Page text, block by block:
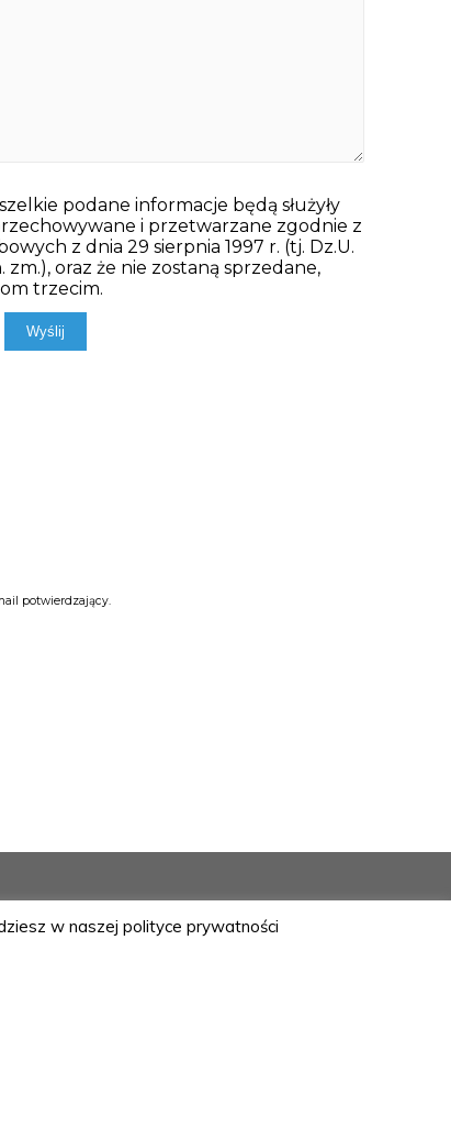
podane informacje będą służyły
i przetwarzane zgodnie z
z dnia 29 sierpnia 1997 r. (tj. Dz.U.
zm.), oraz że nie zostaną sprzedane,
trzecim.
potwierdzający.
w naszej polityce prywatności